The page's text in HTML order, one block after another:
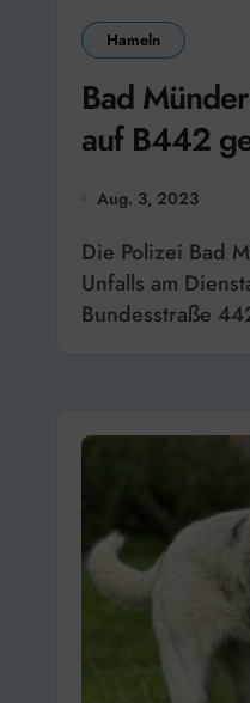
Hameln
Bad
auf B442
Aug. 3, 2023
Die Polizei Bad Münder sucht Zeugen des
Unfalls am
Bundesstraße